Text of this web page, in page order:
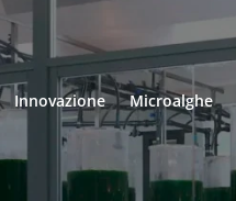
Innovazione Microalghe